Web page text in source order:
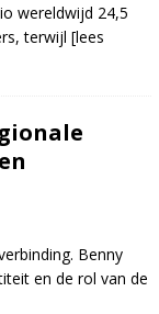
wereldwijd 24,5
terwijl [lees
Benny
en de rol van de